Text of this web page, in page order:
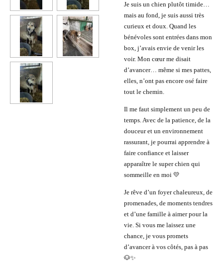
Je suis un chien plutôt timide…
mais au fond, je suis aussi très
curieux et doux. Quand les
bénévoles sont entrées dans mon
box, j’avais envie de venir les
voir. Mon cœur me disait
d’avancer… même si mes pattes,
elles, n’ont pas encore osé faire
tout le chemin.
Il me faut simplement un peu de
temps. Avec de la patience, de la
douceur et un environnement
rassurant, je pourrai apprendre à
faire confiance et laisser
apparaître le super chien qui
sommeille en moi 💛
Je rêve d’un foyer chaleureux, de
promenades, de moments tendres
et d’une famille à aimer pour la
vie. Si vous me laissez une
chance, je vous promets
d’avancer à vos côtés, pas à pas
🐶✨